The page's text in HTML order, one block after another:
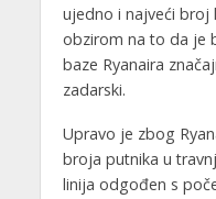
ujedno i najveći broj
obzirom na to da je
baze Ryanaira
zadarski.
Upravo je zbog
broja putnika u
linija odgođen s